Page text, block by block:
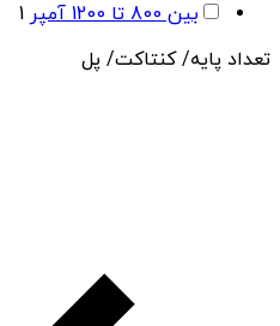
بین 800 تا 1200 آمپر
1
تعداد پایه/ کنتاکت/ پل